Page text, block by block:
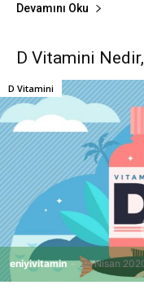
Devamını Oku
D Vitamini
eniyivitamin - 24 Nisan
D Vitamini